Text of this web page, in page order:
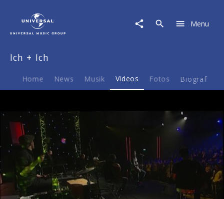
SWR3
Ich":
Einer
von
Zweien
Menu
Ich + Ich
Home News Musik Videos Fotos Biografie
Play